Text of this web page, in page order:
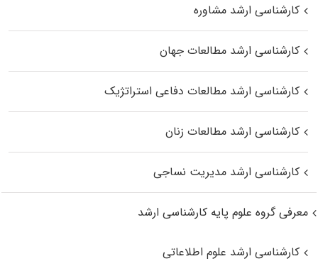
کارشناسی ارشد مشاوره
کارشناسی ارشد مطالعات جهان
کارشناسی ارشد مطالعات دفاعی استراتژیک
کارشناسی ارشد مطالعات زنان
کارشناسی ارشد مدیریت نساجی
معرفی گروه علوم پایه کارشناسی ارشد
کارشناسی ارشد علوم اطلاعاتی